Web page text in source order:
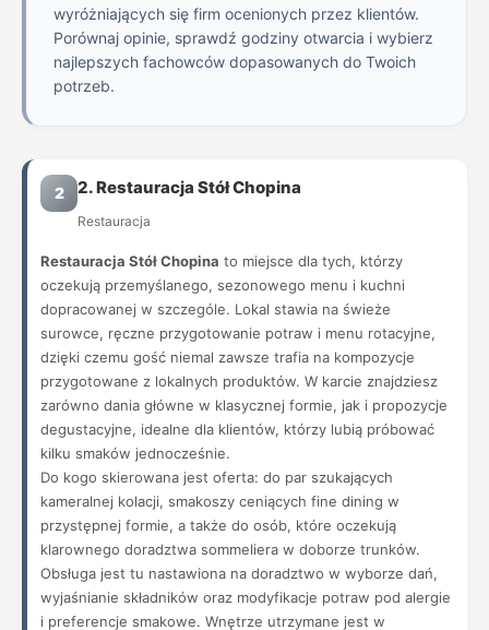
wyróżniających się firm ocenionych przez klientów.
Porównaj opinie, sprawdź godziny otwarcia i wybierz
najlepszych fachowców dopasowanych do Twoich
potrzeb.
2 2. Restauracja Stół Chopina
Restauracja
Restauracja Stół Chopina to miejsce dla tych, którzy
oczekują przemyślanego, sezonowego menu i kuchni
dopracowanej w szczególe. Lokal stawia na świeże
surowce, ręczne przygotowanie potraw i menu rotacyjne,
dzięki czemu gość niemal zawsze trafia na kompozycje
przygotowane z lokalnych produktów. W karcie znajdziesz
zarówno dania główne w klasycznej formie, jak i propozycje
degustacyjne, idealne dla klientów, którzy lubią próbować
kilku smaków jednocześnie.
Do kogo skierowana jest oferta: do par szukających
kameralnej kolacji, smakoszy ceniących fine dining w
przystępnej formie, a także do osób, które oczekują
klarownego doradztwa sommeliera w doborze trunków.
Obsługa jest tu nastawiona na doradztwo w wyborze dań,
wyjaśnianie składników oraz modyfikacje potraw pod alergie
i preferencje smakowe. Wnętrze utrzymane jest w